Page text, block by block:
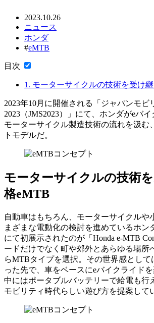
2023.10.26
ニュース
ホンダ
#eMTB
目次
1. モーターサイクルの技術を受け
2023年10月に開催される「ジャパンモビ
2023（JMS2023）」にて、ホンダがeバ
モーターサイクル製造技術の流れを汲む
トモデルだ。
モーターサイクルの技術
格eMTB
自動車はもちろん、モーターサイクルや
まざまな電動化の検討を進めているホン
にて初展示されたのが「Honda e-MTB
ードだけでなく町や郊外とあらゆる場所
らMTBタイプを選択。その世界感として
った先で、車をベースにeバイクライド
中にはポータブルバッテリーで給電も行
モビリティ時代らしい遊び方を提案して